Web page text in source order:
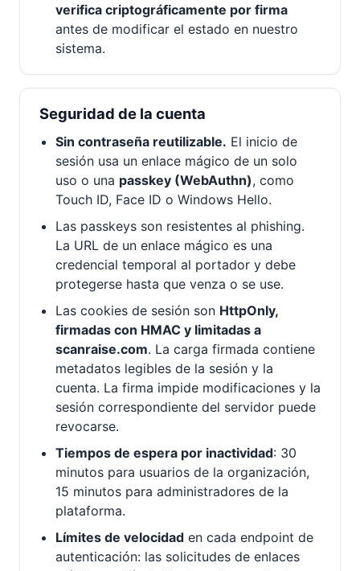
verifica criptográficamente por firma
antes de modificar el estado en nuestro
sistema.
Seguridad de la cuenta
Sin contraseña reutilizable. El inicio de
sesión usa un enlace mágico de un solo
uso o una passkey (WebAuthn), como
Touch ID, Face ID o Windows Hello.
Las passkeys son resistentes al phishing.
La URL de un enlace mágico es una
credencial temporal al portador y debe
protegerse hasta que venza o se use.
Las cookies de sesión son HttpOnly,
firmadas con HMAC y limitadas a
scanraise.com. La carga firmada contiene
metadatos legibles de la sesión y la
cuenta. La firma impide modificaciones y la
sesión correspondiente del servidor puede
revocarse.
Tiempos de espera por inactividad: 30
minutos para usuarios de la organización,
15 minutos para administradores de la
plataforma.
Límites de velocidad en cada endpoint de
autenticación: las solicitudes de enlaces